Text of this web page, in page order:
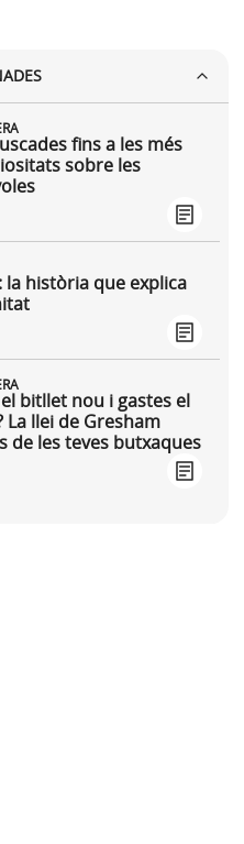
fins a les més
sobre les
la història que explica
bitllet nou i gastes el
llei de Gresham
de les teves butxaques